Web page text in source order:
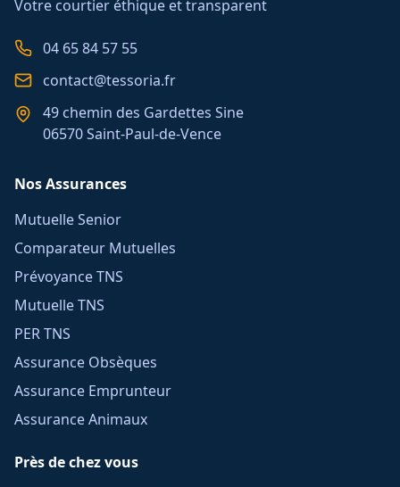
Votre courtier éthique et transparent
04 65 84 57 55
contact@tessoria.fr
49 chemin des Gardettes Sine
06570 Saint-Paul-de-Vence
Nos Assurances
Mutuelle Senior
Comparateur Mutuelles
Prévoyance TNS
Mutuelle TNS
PER TNS
Assurance Obsèques
Assurance Emprunteur
Assurance Animaux
Près de chez vous